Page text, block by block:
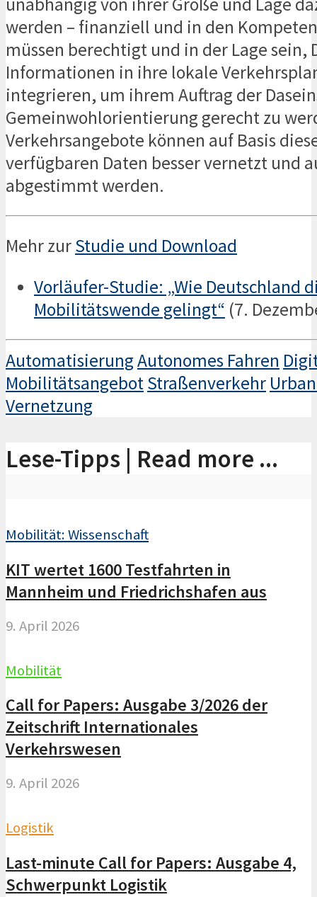
werden – finanziell und in den
müssen berechtigt und in der Lage sein,
Informationen in ihre lokale
integrieren, um ihrem Auftrag der
Gemeinwohlorientierung gerecht zu
Verkehrsangebote können auf Basis
verfügbaren Daten besser vernetzt und
abgestimmt werden.
Mehr zurStudie und Download
Vorläufer-Studie: „Wie Deutschland
Mobilitätswende gelingt“ (7.
AutomatisierungAutonomes Fahren
MobilitätsangebotStraßenverkehr
Vernetzung
Lese-Tipps | Read more ...
Mobilität: Wissenschaft
KIT wertet 1600 Testfahrten in
Mannheim und Friedrichshafen aus
9. April 2026
Mobilität
Call for Papers: Ausgabe 3/2026 der
Zeitschrift Internationales
Verkehrswesen
9. April 2026
Logistik
Last-minute Call for Papers: Ausgabe 4,
Schwerpunkt Logistik